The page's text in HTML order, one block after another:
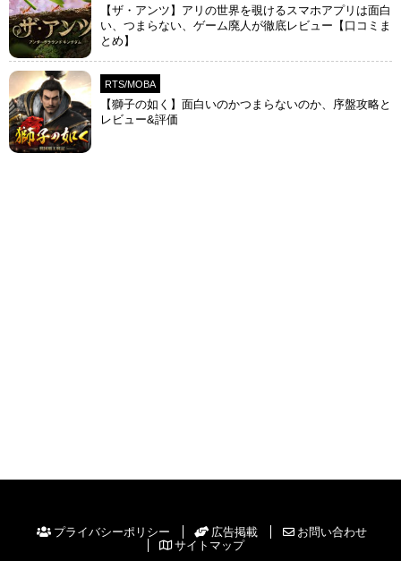
【ザ・アンツ】アリの世界を覗けるスマホアプリは面白
い、つまらない、ゲーム廃人が徹底レビュー【口コミま
とめ】
RTS/MOBA
【獅子の如く】面白いのかつまらないのか、序盤攻略と
レビュー&評価
プライバシーポリシー 広告掲載
お問い合わせ
サイトマップ